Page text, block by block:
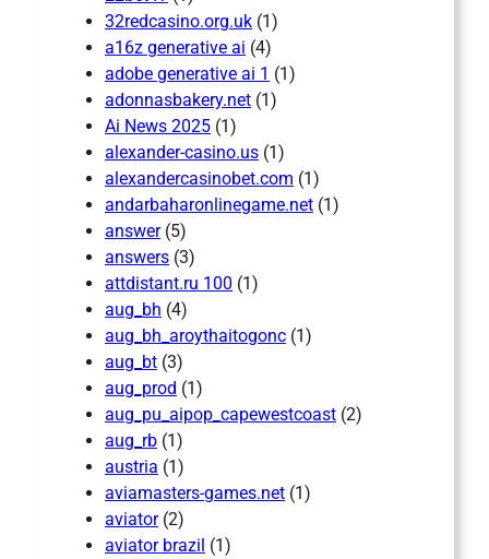
32redcasino.org.uk (1)
a16z generative ai (4)
adobe generative ai 1 (1)
adonnasbakery.net (1)
Ai News 2025 (1)
alexander-casino.us (1)
alexandercasinobet.com (1)
andarbaharonlinegame.net (1)
answer(5)
answers (3)
attdistant.ru 100 (1)
aug_bh (4)
aug_bh_aroythaitogonc (1)
aug_bt (3)
aug_prod (1)
aug_pu_aipop_capewestcoast (2)
aug_rb (1)
austria (1)
aviamasters-games.net (1)
aviator(2)
aviator brazil (1)